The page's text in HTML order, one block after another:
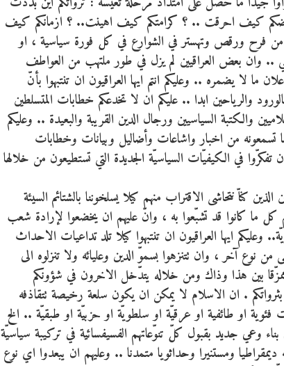
كيف احرقت .. ؟ كرامتكم كيف اهينت.. ؟ ازمانكم كيف
فرح ورقص وتهستر في الشوارع في كل فورة سياسية ، او
.. وان بعض العراقيين لم يزل في طور ملتهب من العواطف
ما لا يضمره .. وعليكم انتم ايها العراقيون ان تنتبهوا بأنّ
والرياحين ابدا .. عليكم ان لا تخدعكم خطابات المتسلطين
والكتبة السياسيين ورجال الدين القريبة والبعيدة .. وعليكم
تسمعونه من اخبار واشاعات وأضاليل وبيانات وخطابات
في الكيفيّات السياسيّة الجديدة التي تستطيعون من خلالها
كناّ نتحاشى الاقتراب منهم كيلا يسلخوننا بالشتائم السيئة
كل ما كانوا قد تشبّعوا به ، وانّ عليهم ان يخضعوا لإرادة شعب
وعليكم ايها العراقيون ان تنتبهوا كيلا تلد تداعيات الاحداث
نوع آخر ، وان تتنزهوا بسموّ الدين وعليائه ولا تنزلوه الى
بين هذا وذاك ومن خلاله يتدّخل الاخرون في شؤونكم
. ان الاسلام لا يمكن ان يكون سلعة رخيصة تتقاذفه
او طائفية او عرقيّة او سلطويّة او حزبيّة او طبقيّة .. الخ
وعي جديد بقبول كلّ تنوّعاتهم الفسيفسائية في تركيبة سياسيّة
ومستنيرا وحداثويا متمدنا .. وعليهم ان يبعدوا اي نوع